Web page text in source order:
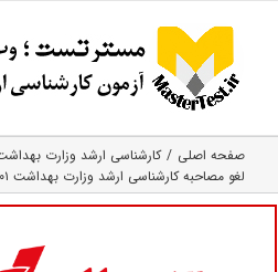
content
صفحه اصلی
کارشناسی ارشد وزارت
لغو مصاحبه کارشناسی ارشد وزارت بهداشت ۱۴۰۱ برخی رشته های خاص